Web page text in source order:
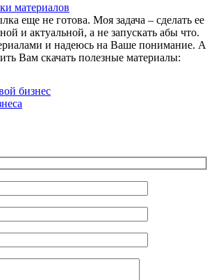
материалов
еще не готова. Моя задача – сделать ее
и актуальной, а не запускать абы что.
и надеюсь на Ваше понимание. А
Вам скачать полезные материалы:
бизнес